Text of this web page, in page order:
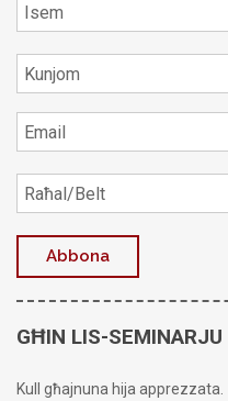
GĦIN LIS-SEMINARJU
Kull għajnuna hija apprezzata.